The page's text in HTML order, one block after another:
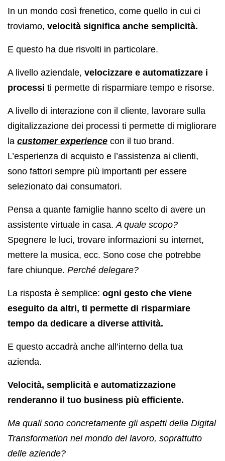
In un mondo così frenetico, come quello in cui ci
troviamo, velocità significa anche semplicità.
E questo ha due risvolti in particolare.
A livello aziendale, velocizzare e automatizzare i
processi ti permette di risparmiare tempo e risorse.
A livello di interazione con il cliente, lavorare sulla
digitalizzazione dei processi ti permette di migliorare
la customer experience con il tuo brand.
L’esperienza di acquisto e l’assistenza ai clienti,
sono fattori sempre più importanti per essere
selezionato dai consumatori.
Pensa a quante famiglie hanno scelto di avere un
assistente virtuale in casa.A quale scopo?
Spegnere le luci, trovare informazioni su internet,
mettere la musica, ecc. Sono cose che potrebbe
fare chiunque. Perché delegare?
La risposta è semplice: ogni gesto che viene
eseguito da altri, ti permette di risparmiare
tempo da dedicare a diverse attività.
E questo accadrà anche all’interno della tua
azienda.
Velocità, semplicità e automatizzazione
renderanno il tuo business più efficiente.
Ma quali sono concretamente gli aspetti della Digital
Transformation nel mondo del lavoro, soprattutto
delle aziende?